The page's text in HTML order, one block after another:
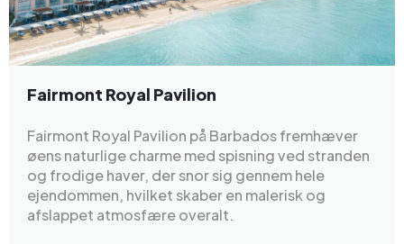
Fairmont Royal Pavilion
Fairmont Royal Pavilion på Barbados fremhæver
øens naturlige charme med spisning ved stranden
og frodige haver, der snor sig gennem hele
ejendommen, hvilket skaber en malerisk og
afslappet atmosfære overalt.